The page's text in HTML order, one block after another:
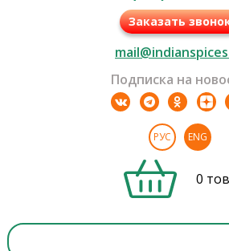
Заказать
Подписка на
РУС ENG
0